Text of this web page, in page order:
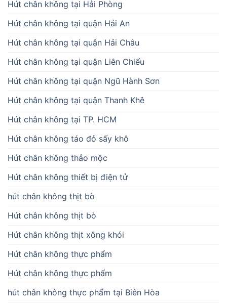
Hút chân không tại Hải Phòng
Hút chân không tại quận Hải An
Hút chân không tại quận Hải Châu
Hút chân không tại quận Liên Chiểu
Hút chân không tại quận Ngũ Hành Sơn
Hút chân không tại quận Thanh Khê
Hút chân không tại TP. HCM
Hút chân không táo đỏ sấy khô
Hút chân không thảo mộc
Hút chân không thiết bị điện tử
hút chân không thịt bò
Hút chân không thịt bò
Hút chân không thịt xông khói
Hút chân không thực phẩm
Hút chân không thực phẩm
hút chân không thực phẩm tại Biên Hòa